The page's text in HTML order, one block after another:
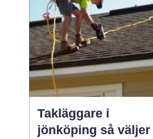
genomgån...
Takläggare i
jönköping så väljer